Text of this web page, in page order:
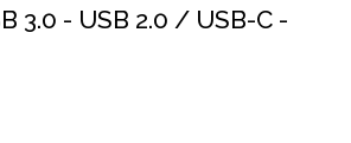
3.0 - USB 2.0 / USB-C -